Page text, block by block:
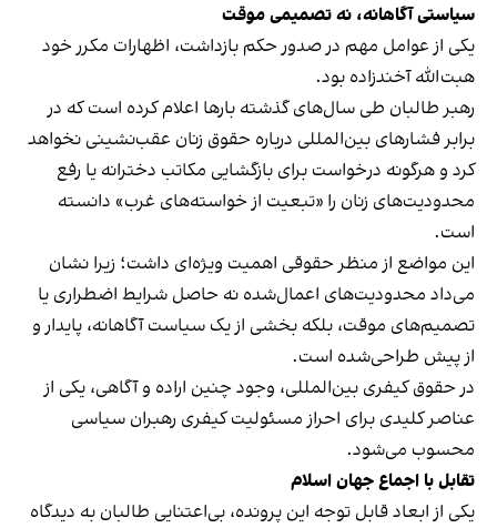
سیاستی آگاهانه، نه تصمیمی موقت
یکی از عوامل مهم در صدور حکم بازداشت، اظهارات مکرر خود
هبت‌الله آخندزاده بود.
رهبر طالبان طی سال‌های گذشته بارها اعلام کرده است که در
برابر فشارهای بین‌المللی درباره حقوق زنان عقب‌نشینی نخواهد
کرد و هرگونه درخواست برای بازگشایی مکاتب دخترانه یا رفع
محدودیت‌های زنان را «تبعیت از خواسته‌های غرب» دانسته
است.
این مواضع از منظر حقوقی اهمیت ویژه‌ای داشت؛ زیرا نشان
می‌داد محدودیت‌های اعمال‌شده نه حاصل شرایط اضطراری یا
تصمیم‌های موقت، بلکه بخشی از یک سیاست آگاهانه، پایدار و
از پیش طراحی‌شده است.
در حقوق کیفری بین‌المللی، وجود چنین اراده و آگاهی، یکی از
عناصر کلیدی برای احراز مسئولیت کیفری رهبران سیاسی
محسوب می‌شود.
تقابل با اجماع جهان اسلام
یکی از ابعاد قابل توجه این پرونده، بی‌اعتنایی طالبان به دیدگاه